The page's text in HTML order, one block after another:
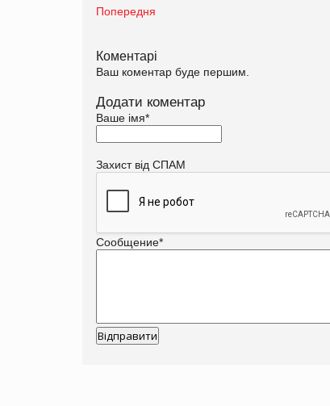
Попередня
Коментарі
Ваш коментар буде першим.
Додати коментар
Ваше імя*
Захист від СПАМ
Сообщение*